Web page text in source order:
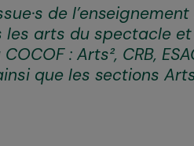
de
arts du spectacle
: Arts², CRB,
que les sections